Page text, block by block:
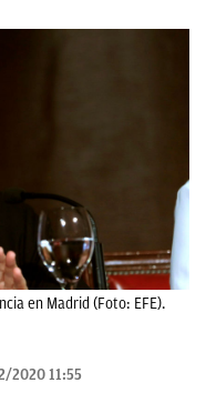
en Madrid (Foto: EFE).
2020 11:55